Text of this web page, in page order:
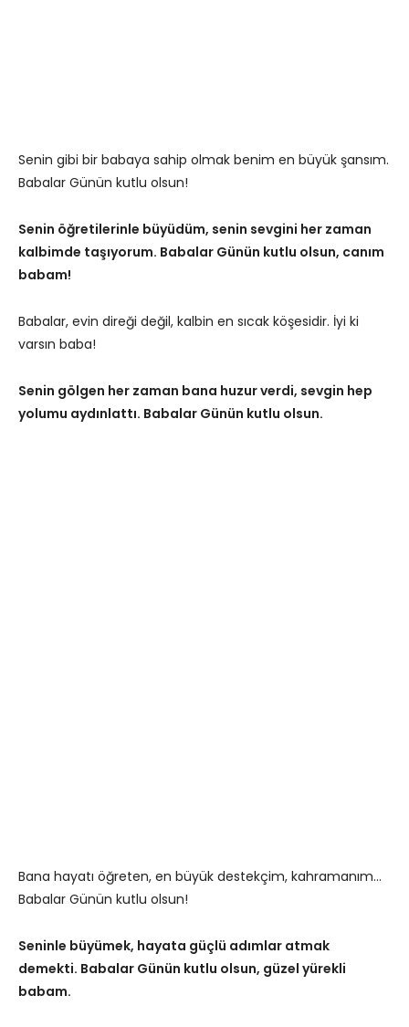
Senin gibi bir babaya sahip olmak benim en büyük şansım.
Babalar Günün kutlu olsun!
Senin öğretilerinle büyüdüm, senin sevgini her zaman
kalbimde taşıyorum. Babalar Günün kutlu olsun, canım
babam!
Babalar, evin direği değil, kalbin en sıcak köşesidir. İyi ki
varsın baba!
Senin gölgen her zaman bana huzur verdi, sevgin hep
yolumu aydınlattı. Babalar Günün kutlu olsun.
Bana hayatı öğreten, en büyük destekçim, kahramanım…
Babalar Günün kutlu olsun!
Seninle büyümek, hayata güçlü adımlar atmak
demekti. Babalar Günün kutlu olsun, güzel yürekli
babam.